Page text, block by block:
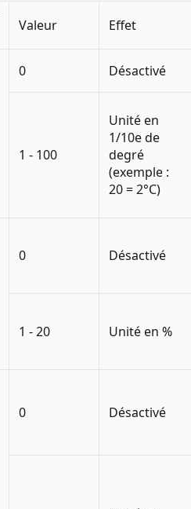
Valeur Effet
0 Désactivé
1 - 100
Unité en
1/10e de
degré
(exemple :
20 = 2°C)
0 Désactivé
1 - 20 Unité en %
0 Désactivé